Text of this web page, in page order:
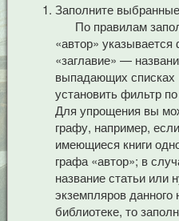
Заполните
По правилам
«автор»
«заглавие» —
выпадающих
установить фильтр
Для упрощения вы
графу, например,
имеющиеся книги
графа «автор»; в
название статьи или
экземпляров данного
библиотеке, то